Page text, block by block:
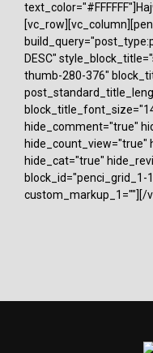
DESC"
thumb-280-376"
hide_comment="true"
hide_cat="true"
block_id="penci_grid_1-
custom_markup_1=""][/